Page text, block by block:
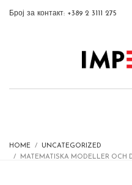
Број за контакт: +389 2 3111 275
HOME
UNCATEGORIZED
MATEMATISKA MODELLER OCH